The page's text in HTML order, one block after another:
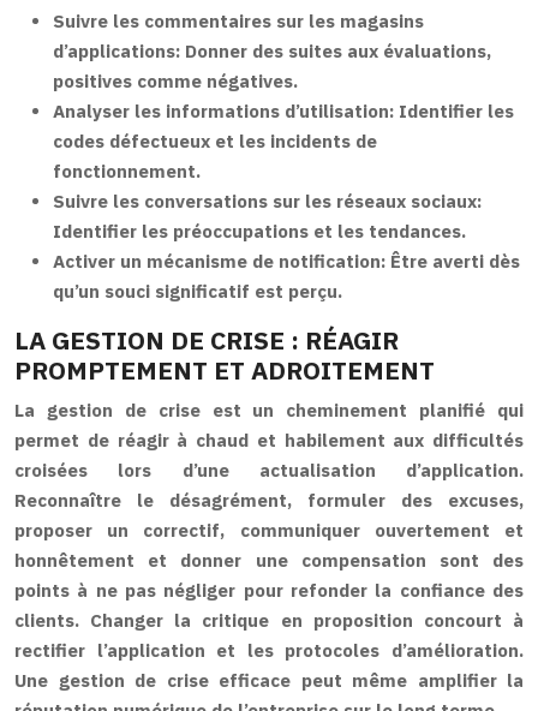
Suivre les commentaires sur les magasins
d’applications: Donner des suites aux évaluations,
positives comme négatives.
Analyser les informations d’utilisation: Identifier les
codes défectueux et les incidents de
fonctionnement.
Suivre les conversations sur les réseaux sociaux:
Identifier les préoccupations et les tendances.
Activer un mécanisme de notification: Être averti dès
qu’un souci significatif est perçu.
LA GESTION DE CRISE : RÉAGIR
PROMPTEMENT ET ADROITEMENT
La gestion de crise est un cheminement planifié qui
permet de réagir à chaud et habilement aux difficultés
croisées lors d’une actualisation d’application.
Reconnaître le désagrément, formuler des excuses,
proposer un correctif, communiquer ouvertement et
honnêtement et donner une compensation sont des
points à ne pas négliger pour refonder la confiance des
clients. Changer la critique en proposition concourt à
rectifier l’application et les protocoles d’amélioration.
Une gestion de crise efficace peut même amplifier la